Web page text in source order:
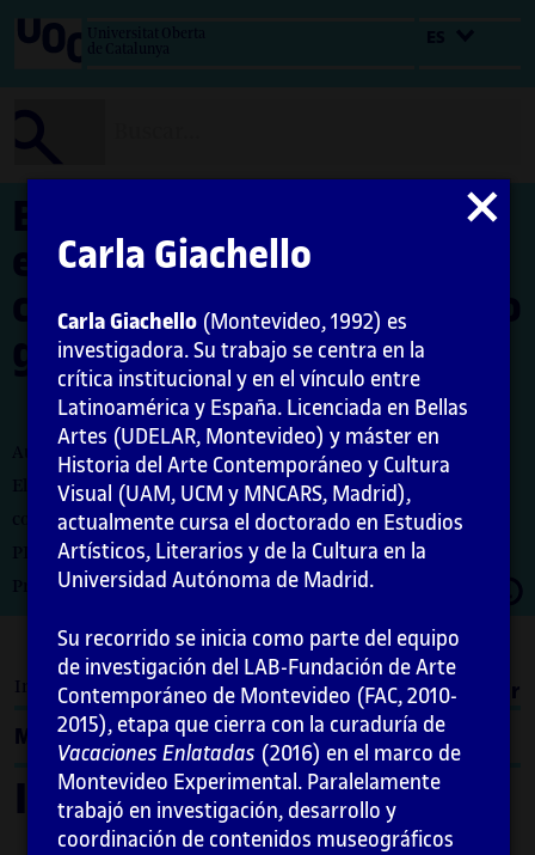
Universitat Oberta
de Catalunya
Bienales del sur:
estrategias curatoriales
colectivas para repensar lo
global
Autora: Carla Giachello Aguerre
El encargo y la creación de este material docente han sido
coordinados por la profesora: Maria Iñigo
PID_00274732
Primera edición: febrero 2021
Abrir
Introducción
Imprimir
Menú
Introducción
Cerrar
Carla Giachello
Carla Giachello (Montevideo, 1992) es
investigadora. Su trabajo se centra en la
crítica institucional y en el vínculo entre
Latinoamérica y España. Licenciada en Bellas
Artes (UDELAR, Montevideo) y máster en
Historia del Arte Contemporáneo y Cultura
Visual (UAM, UCM y MNCARS, Madrid),
actualmente cursa el doctorado en Estudios
Artísticos, Literarios y de la Cultura en la
Universidad Autónoma de Madrid.
Su recorrido se inicia como parte del equipo
de investigación del LAB-Fundación de Arte
Contemporáneo de Montevideo (FAC, 2010-
2015), etapa que cierra con la curaduría de
Vacaciones Enlatadas (2016) en el marco de
Montevideo Experimental. Paralelamente
trabajó en investigación, desarrollo y
coordinación de contenidos museográficos